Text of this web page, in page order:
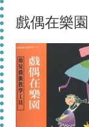
戲偶在樂園